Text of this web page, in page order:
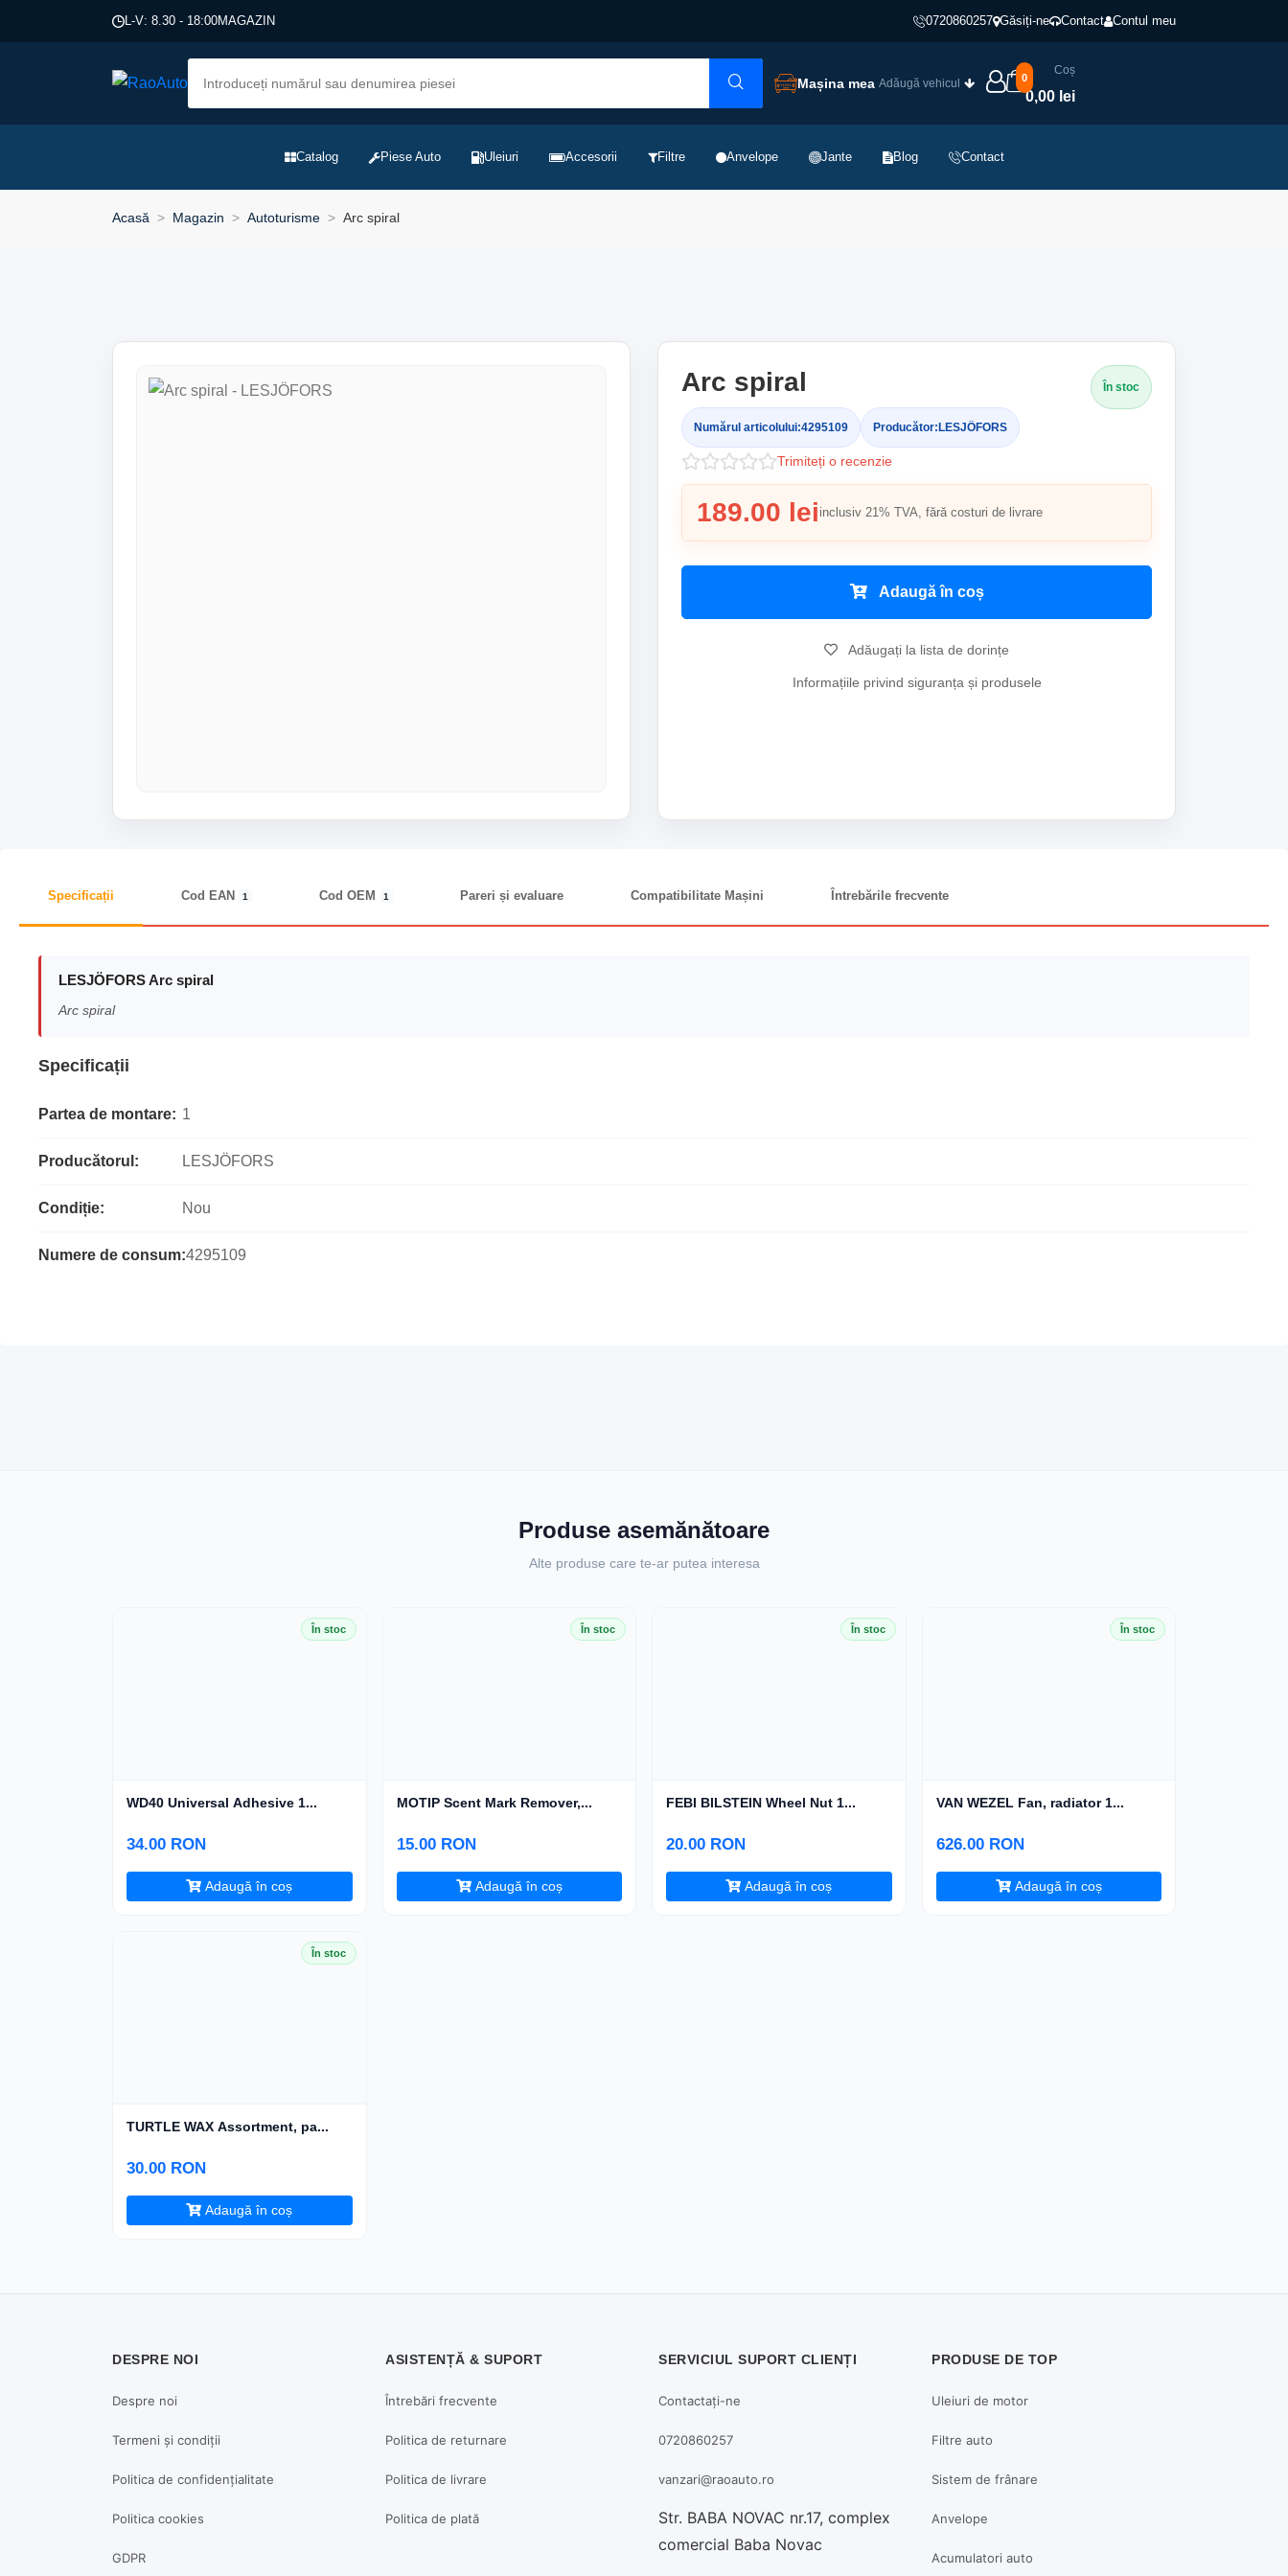
L-V: 8.30 - 18:00MAGAZIN 0720860257 Găsiți-ne Contact Contul meu
Mașina mea Adăugă vehicul 0
Coș
0,00 lei
Catalog Piese Auto Uleiuri Accesorii Filtre Anvelope Jante Blog Contact
Acasă Magazin Autoturisme Arc spiral
Arc spiral
Numărul articolului:4295109 Producător: LESJÖFORS
În stoc
Trimiteți o recenzie
189.00 lei inclusiv 21% TVA, fără costuri de livrare
Adaugă în coș
Adăugați la lista de dorințe
Informațiile privind siguranța și produsele
Specificații Cod EAN 1 Cod OEM 1 Pareri și evaluare Compatibilitate Mașini Întrebările frecvente
LESJÖFORS Arc spiral
Arc spiral
Specificații
Partea de montare: 1
Producătorul: LESJÖFORS
Condiție: Nou
Numere de consum:4295109
Produse asemănătoare
Alte produse care te-ar putea interesa
În stoc
WD40 Universal Adhesive 1...
34.00 RON
Adaugă în coș
În stoc
MOTIP Scent Mark Remover,...
15.00 RON
Adaugă în coș
În stoc
FEBI BILSTEIN Wheel Nut 1...
20.00 RON
Adaugă în coș
În stoc
VAN WEZEL Fan, radiator 1...
626.00 RON
Adaugă în coș
În stoc
TURTLE WAX Assortment, pa...
30.00 RON
Adaugă în coș
DESPRE NOI
Despre noi
Termeni și condiții
Politica de confidențialitate
Politica cookies
GDPR
ASISTENȚĂ & SUPORT
Întrebări frecvente
Politica de returnare
Politica de livrare
Politica de plată
SERVICIUL SUPORT CLIENȚI
Contactați-ne
0720860257
vanzari@raoauto.ro
Str. BABA NOVAC nr.17, complex
comercial Baba Novac
PRODUSE DE TOP
Uleiuri de motor
Filtre auto
Sistem de frânare
Anvelope
Acumulatori auto